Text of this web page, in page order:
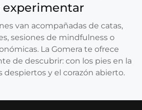
experimentar
van acompañadas de catas,
sesiones de mindfulness o
La Gomera te ofrece
de descubrir: con los pies en la
despiertos y el corazón abierto.